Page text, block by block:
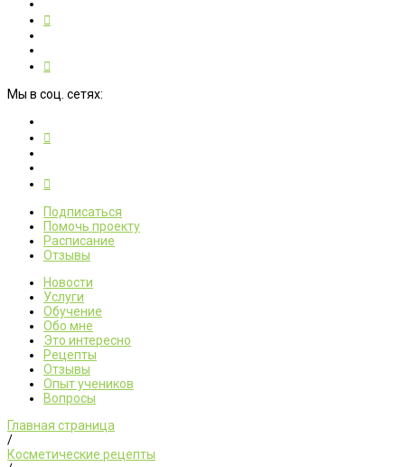
Мы в соц. сетях:
Подписаться
Помочь проекту
Расписание
Отзывы
Новости
Услуги
Обучение
Обо мне
Это интересно
Рецепты
Отзывы
Опыт учеников
Вопросы
Главная страница
/
Косметические рецепты